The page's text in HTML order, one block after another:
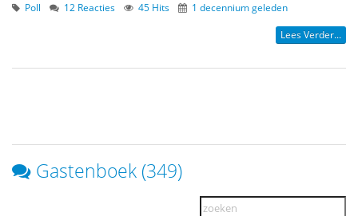
Poll 12 Reacties 45 Hits 1 decennium geleden
Lees Verder...
Gastenboek (349)